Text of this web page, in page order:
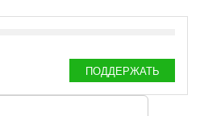
ПОДДЕРЖАТЬ